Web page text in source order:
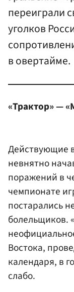
переиграли
уголков
в овертайме.
«Трактор» —
Действующие
невнятно
поражений в
чемпионате
постарались
болельщиков.
Востока,
календаря, в
слабо.